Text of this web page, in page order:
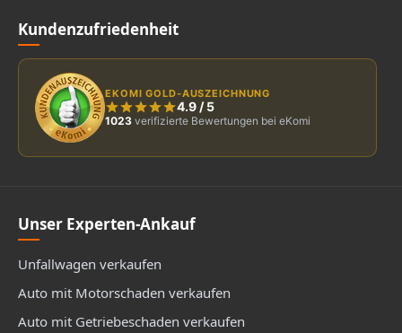
Kundenzufriedenheit
EKOMI GOLD-AUSZEICHNUNG
4.9 /5
1023 verifizierte Bewertungen bei eKomi
Unser Experten-Ankauf
Unfallwagen verkaufen
Auto mit Motorschaden verkaufen
Auto mit Getriebeschaden verkaufen